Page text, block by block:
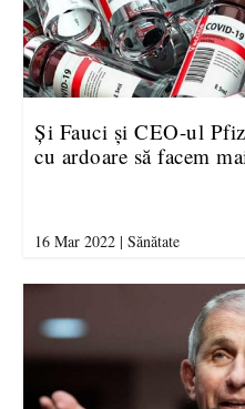
Și Fauci și CEO-ul
cu ardoare să facem
16 Mar 2022 |Sănătate